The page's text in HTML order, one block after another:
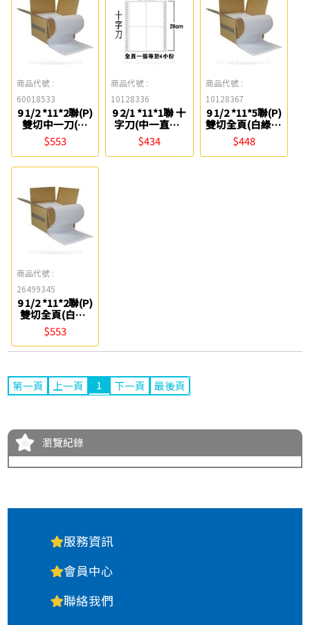
商品代號 :
60018533
9 1/2 *11*2聯(P)
雙切中一刀(白
黃)電腦報表紙
$553
商品代號 :
10128336
9 2/1 *11*1聯 十
字刀(中一直一)
電腦報表紙
$434
商品代號 :
10128367
9 1/2 *11*5聯(P)
雙切全頁(白綠藍
紅黃) 電腦報表
紙
$448
商品代號 :
26499345
9 1/2 *11*2聯(P)
雙切全頁(白黃)
電腦報表紙
$553
第一頁 上一頁 1 下一頁 最後頁
瀏覽紀錄
服務資訊
會員中心
聯絡我們